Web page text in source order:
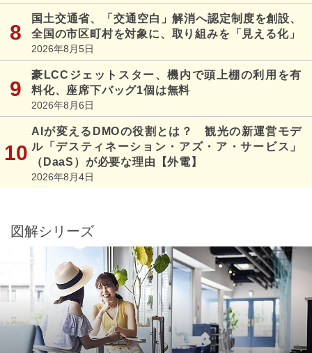
国土交通省、「交通空白」解消へ認定制度を創設、
全国の市区町村を対象に、取り組みを「見える化」
2026年8月5日
豪LCCジェットスター、機内で頭上棚の利用を有
料化、座席下バッグ1個は無料
2026年8月6日
AIが変えるDMOの役割とは？ 観光の新運営モデ
ル「デスティネーション・アズ・ア・サービス」
（DaaS）が必要な理由【外電】
2026年8月4日
図解シリーズ